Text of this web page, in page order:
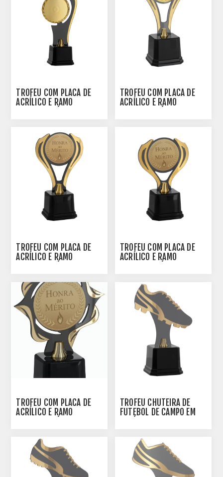
TROFÉU COM PLACA DE
ACRÍLICO E RAMO
TROFÉU COM PLACA DE
ACRÍLICO E RAMO
TROFÉU COM PLACA DE
ACRÍLICO E RAMO
TROFÉU COM PLACA DE
ACRÍLICO E RAMO
TROFÉU COM PLACA DE
ACRÍLICO E RAMO
TROFÉU CHUTEIRA DE
FUTEBOL DE CAMPO EM